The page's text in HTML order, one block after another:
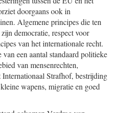
doorgaans ook in
Algemene principes die ten
democratie, respect voor
van het internationale recht.
een aantal standaard politieke
van mensenrechten,
Internationaal Strafhof, bestrijding
wapens, migratie en goed